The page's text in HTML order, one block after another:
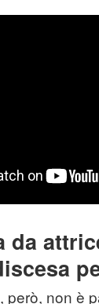
da
, però, non è